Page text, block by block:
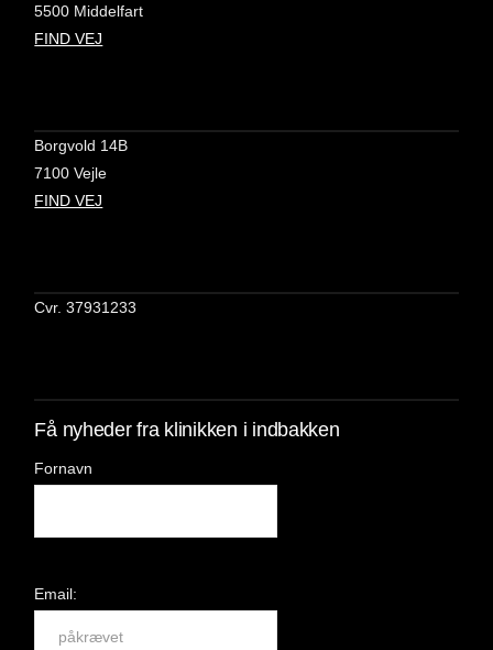
5500 Middelfart
FIND VEJ
Borgvold 14B
7100 Vejle
FIND VEJ
Cvr. 37931233
Få nyheder fra klinikken i indbakken
Fornavn
Email: